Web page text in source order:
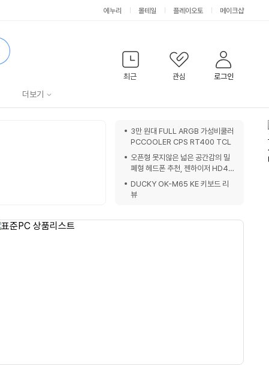
에누리 몰테일 플레이오토 메이크샵
최근 관심 로그인
서
더보기
3만 원대 FULL ARGB 가성비쿨러
PCCOOLER CPS RT400 TCL
오픈형 못지않은 넓은 공간감의 밀
폐형 헤드폰 추천, 젠하이저 HD48
0 Pro 레퍼런스헤드폰 청음 및 7가
지 장점 분석
DUCKY OK-M65 KE 키보드 리
뷰